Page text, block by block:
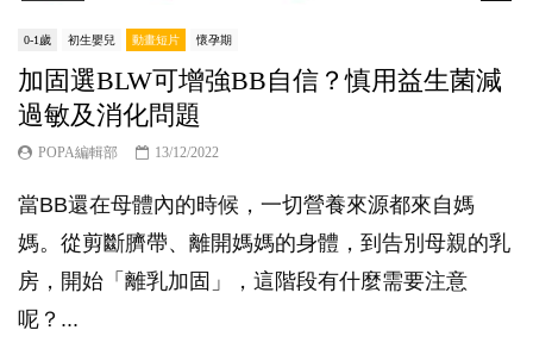
0-1歲 初生嬰兒 動畫短片 懷孕期
加固選BLW可增強BB自信？慎用益生菌減
過敏及消化問題
POPA編輯部 13/12/2022
當BB還在母體內的時候，一切營養來源都來自媽
媽。從剪斷臍帶、離開媽媽的身體，到告別母親的乳
房，開始「離乳加固」，這階段有什麼需要注意
呢？...